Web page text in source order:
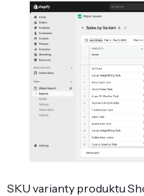
SKU varianty produktu